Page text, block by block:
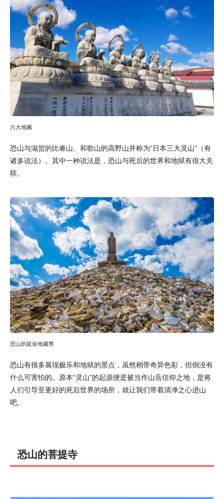
六大地藏
恐山与滋贺的比睿山、和歌山的高野山并称为“日本三大灵山”（有
诸多说法）。其中一种说法是，恐山与死后的世界和地狱有很大关
联。
恐山的延命地藏尊
恐山有很多展现极乐和地狱的景点，虽然稍带奇异色彩，但倒没有
什么可害怕的。原本“灵山”的起源便是被当作山岳信仰之地，是将
人们引导至更好的死后世界的场所，就让我们带着清净之心进山
吧。
恐山的菩提寺